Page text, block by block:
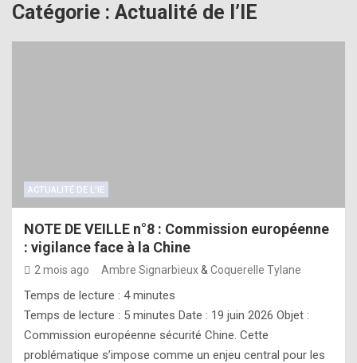
Catégorie : Actualité de l’IE
ACTUALITÉ DE L'IE
NOTE DE VEILLE n°8 : Commission européenne
: vigilance face à la Chine
2 mois ago Ambre Signarbieux& Coquerelle Tylane
Temps de lecture : 4 minutes
Temps de lecture : 5 minutes Date : 19 juin 2026 Objet :
Commission européenne sécurité Chine. Cette
problématique s’impose comme un enjeu central pour les